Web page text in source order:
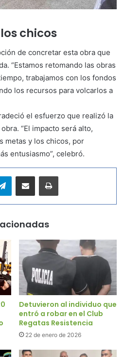
chicos
de concretar esta obra que
“Estamos retomando las obras
trabajamos con los fondos
los recursos para volcarlos a
el esfuerzo que realizó la
“El impacto será alto,
metas y los chicos, por
entusiasmo”, celebró.
Telegram
Detuvieron al individuo que
entró a robar en el Club
Regatas Resistencia
22 de enero de 2026